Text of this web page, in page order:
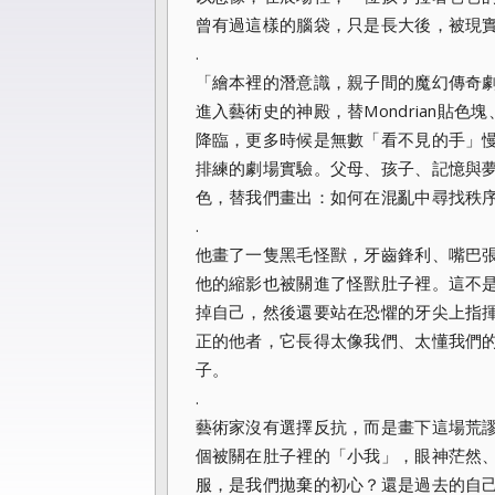
曾有過這樣的腦袋，只是長大後，被現
.
「繪本裡的潛意識，親子間的魔幻傳
進入藝術史的神殿，替Mondrian貼色
降臨，更多時候是無數「看不見的手」
排練的劇場實驗。父母、孩子、記憶與
色，替我們畫出：如何在混亂中尋找秩
.
他畫了一隻黑毛怪獸，牙齒鋒利、嘴
他的縮影也被關進了怪獸肚子裡。這不
掉自己，然後還要站在恐懼的牙尖上指
正的他者，它長得太像我們、太懂我們
子。
.
藝術家沒有選擇反抗，而是畫下這場荒
個被關在肚子裡的「小我」，眼神茫然
服，是我們拋棄的初心？還是過去的自